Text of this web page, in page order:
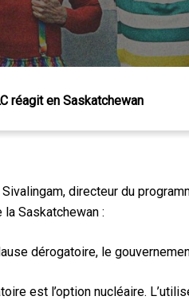
la recherche ou sur Échap
réagit en Saskatchewan
Sivalingam, directeur du
Saskatchewan :
dérogatoire, le
est l’option nucléaire.